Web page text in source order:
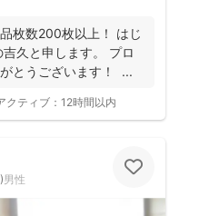
枚数200枚以上！ はじ
久と申します。 プロ
とうございます！ ...
クティブ： 12時間以内
)男性